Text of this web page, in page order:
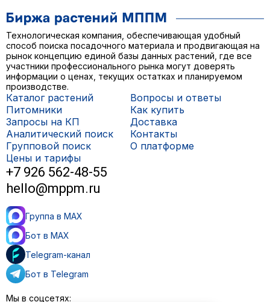
Технологическая компания, обеспечивающая удобный
способ поиска посадочного материала и продвигающая на
рынок концепцию единой базы данных растений, где все
участники профессионального рынка могут доверять
информации о ценах, текущих остатках и планируемом
производстве.
Каталог растений
Питомники
Запросы на КП
Аналитический поиск
Групповой поиск
Цены и тарифы
Вопросы и ответы
Как купить
Доставка
Контакты
О платформе
+7 926 562-48-55
hello@mppm.ru
Группа в MAX
Бот в MAX
Telegram-канал
Бот в Telegram
Мы в соцсетях: